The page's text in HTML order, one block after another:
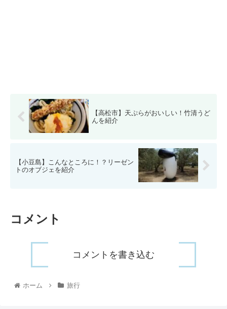
【高松市】天ぷらがおいしい！竹清うど
んを紹介
【小豆島】こんなところに！？リーゼン
トのオブジェを紹介
コメント
コメントを書き込む
ホーム 旅行